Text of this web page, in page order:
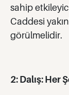
sahip
Caddesi
görülmelidir.
2: Dalış: Her